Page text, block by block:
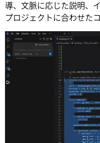
導、文脈に応じた説明、
プロジェクトに合わせた